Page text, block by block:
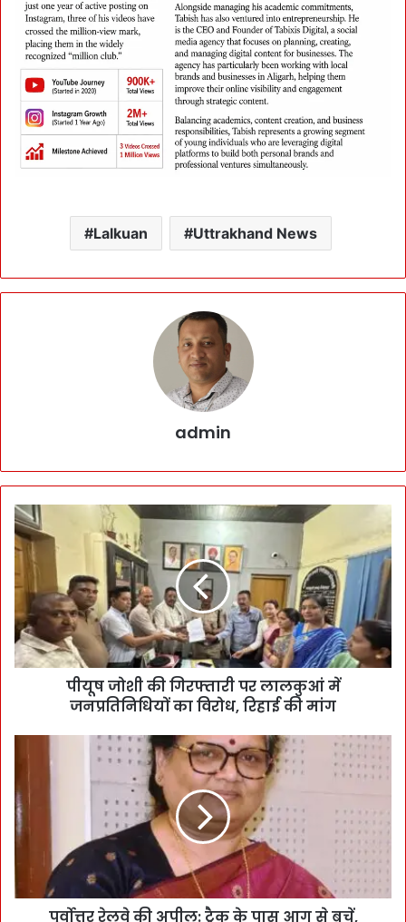
Lalkuan Uttrakhand News
admin
पीयूष जोशी की गिरफ्तारी पर लालकुआं में
जनप्रतिनिधियों का विरोध, रिहाई की मांग
पूर्वोत्तर रेलवे की अपील: ट्रैक के पास आग से बचें,